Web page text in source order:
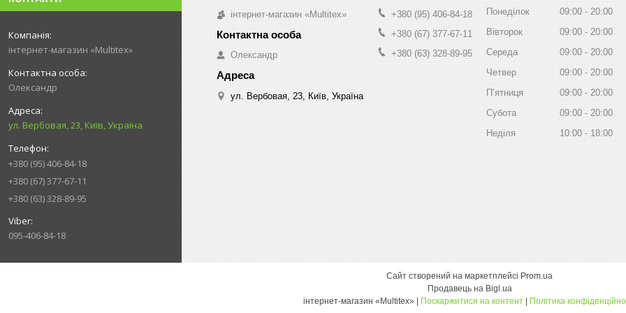
інтернет-магазин «Multitex»
Олександр
ул. Вербовая, 23, Київ, Україна
+380 (95) 406-84-18
+380 (67) 377-67-11
+380 (63) 328-89-95
095-406-84-18
інтернет-магазин «Multitex»
Олександр
ул. Вербовая, 23, Київ, Україна
+380 (95) 406-84-18
+380 (67) 377-67-11
+380 (63) 328-89-95
Понеділок 09:00
20:00
Вівторок
09:00
20:00
Середа
09:00
20:00
Четвер
09:00
20:00
Пʼятниця
09:00
20:00
Субота
09:00
20:00
Неділя
10:00 18:00
Сайт створений на маркетплейсі Prom.ua
Продавець на Bigl.ua
Поскаржитися на контент Політика